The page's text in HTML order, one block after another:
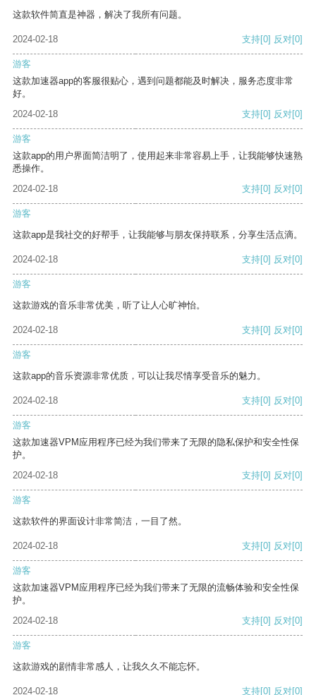
这款软件简直是神器，解决了我所有问题。
2024-02-18 支持[0] 反对[0]
游客
这款加速器app的客服很贴心，遇到问题都能及时解决，服务态度非常
好。
2024-02-18
支持[0] 反对[0]
游客
这款app的用户界面简洁明了，使用起来非常容易上手，让我能够快速熟
悉操作。
2024-02-18
支持[0] 反对[0]
游客
这款app是我社交的好帮手，让我能够与朋友保持联系，分享生活点滴。
2024-02-18 支持[0] 反对[0]
游客
这款游戏的音乐非常优美，听了让人心旷神怡。
2024-02-18 支持[0] 反对[0]
游客
这款app的音乐资源非常优质，可以让我尽情享受音乐的魅力。
2024-02-18 支持[0] 反对[0]
游客
这款加速器VPM应用程序已经为我们带来了无限的隐私保护和安全性保
护。
2024-02-18
支持[0] 反对[0]
游客
这款软件的界面设计非常简洁，一目了然。
2024-02-18 支持[0] 反对[0]
游客
这款加速器VPM应用程序已经为我们带来了无限的流畅体验和安全性保
护。
2024-02-18
支持[0] 反对[0]
游客
这款游戏的剧情非常感人，让我久久不能忘怀。
2024-02-18 支持[0] 反对[0]